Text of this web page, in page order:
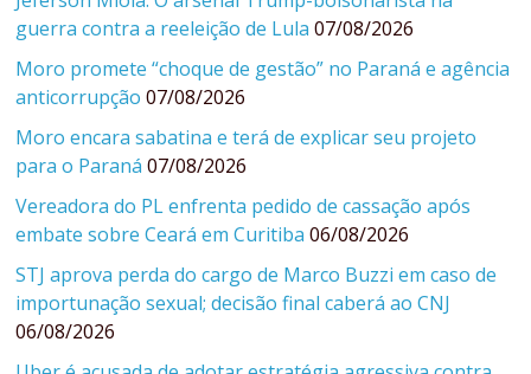
guerra contra a reeleição de Lula 07/08/2026
Moro promete “choque de gestão” no Paraná e agência
anticorrupção 07/08/2026
Moro encara sabatina e terá de explicar seu projeto
para o Paraná 07/08/2026
Vereadora do PL enfrenta pedido de cassação após
embate sobre Ceará em Curitiba 06/08/2026
STJ aprova perda do cargo de Marco Buzzi em caso de
importunação sexual; decisão final caberá ao CNJ
06/08/2026